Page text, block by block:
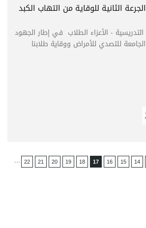
الثانية للوقاية من التهاب الكبد
التدريسية - الأعزاء الطلاب في إطار الجهود
للتصدي للأمراض ووقاية طلابنا
14
15
16
17
18
19
20
21
22
...